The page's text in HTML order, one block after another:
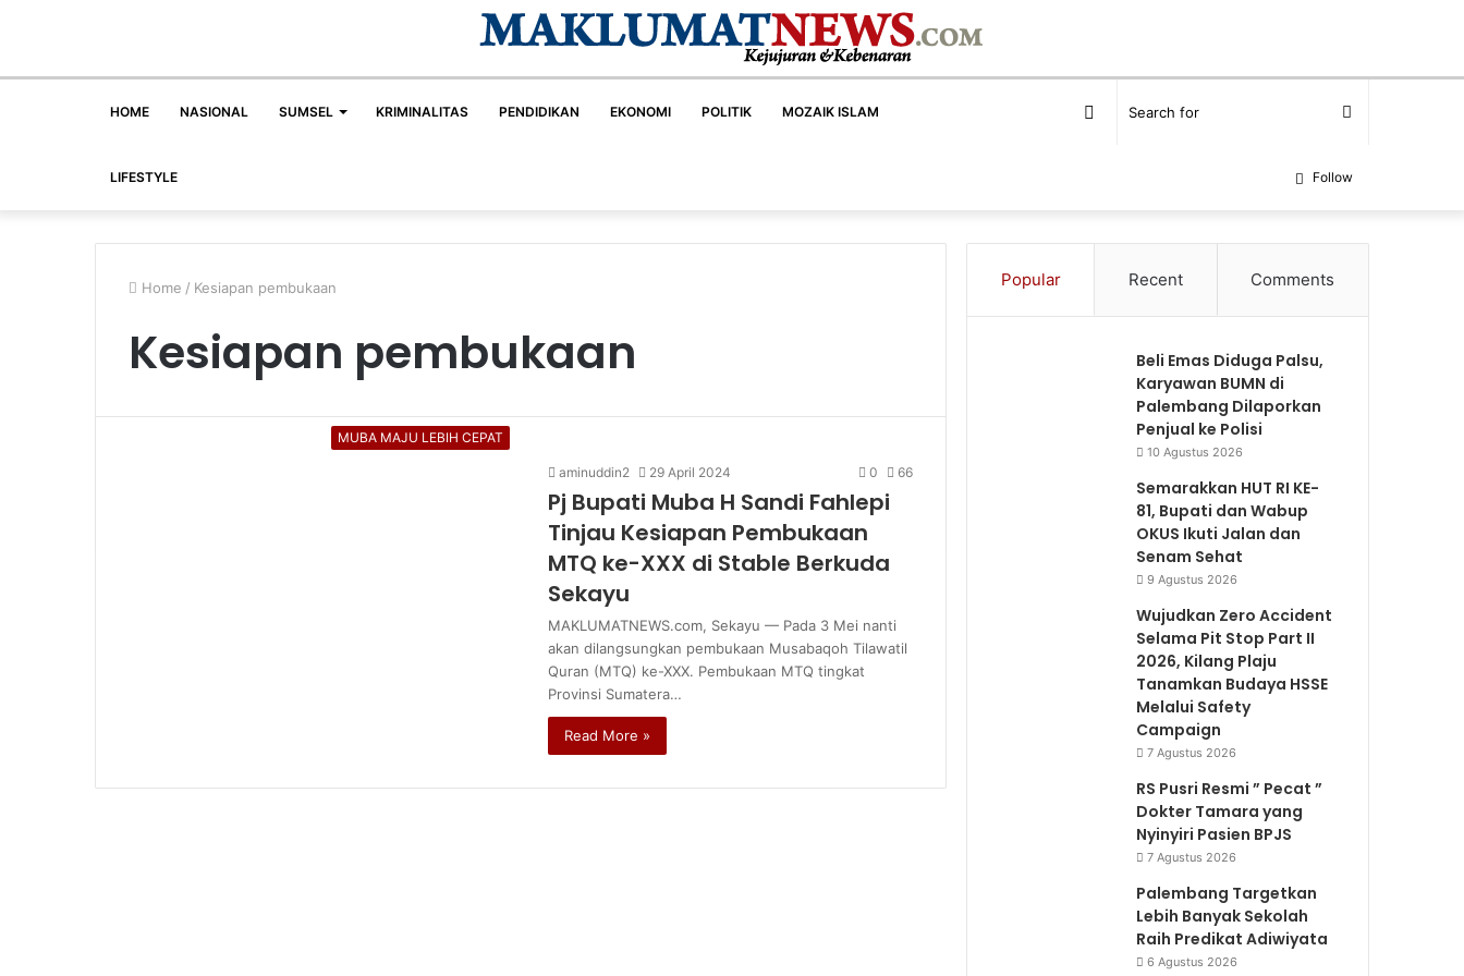
HOME NASIONAL SUMSEL KRIMINALITAS PENDIDIKAN EKONOMI POLITIK MOZAIK ISLAM
LIFESTYLE
Search
for
Random
Follow
Home / Kesiapan pembukaan
Kesiapan pembukaan
MUBA MAJU LEBIH CEPAT
aminuddin2 29 April 2024 0 66
Pj Bupati Muba H Sandi Fahlepi
Tinjau Kesiapan Pembukaan
MTQ ke-XXX di Stable Berkuda
Sekayu
MAKLUMATNEWS.com, Sekayu — Pada 3 Mei nanti
akan dilangsungkan pembukaan Musabaqoh Tilawatil
Quran (MTQ) ke-XXX. Pembukaan MTQ tingkat
Provinsi Sumatera…
Read More »
Popular Recent Comments
Beli Emas Diduga Palsu,
Karyawan BUMN di
Palembang Dilaporkan
Penjual ke Polisi
10 Agustus 2026
Semarakkan HUT RI KE-
81, Bupati dan Wabup
OKUS Ikuti Jalan dan
Senam Sehat
9 Agustus 2026
Wujudkan Zero Accident
Selama Pit Stop Part II
2026, Kilang Plaju
Tanamkan Budaya HSSE
Melalui Safety
Campaign
7 Agustus 2026
RS Pusri Resmi ” Pecat ”
Dokter Tamara yang
Nyinyiri Pasien BPJS
7 Agustus 2026
Palembang Targetkan
Lebih Banyak Sekolah
Raih Predikat Adiwiyata
6 Agustus 2026